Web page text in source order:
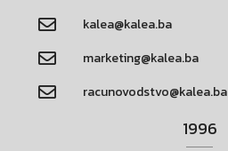
kalea@kalea.ba
marketing@kalea.ba
racunovodstvo@kalea.ba
1996